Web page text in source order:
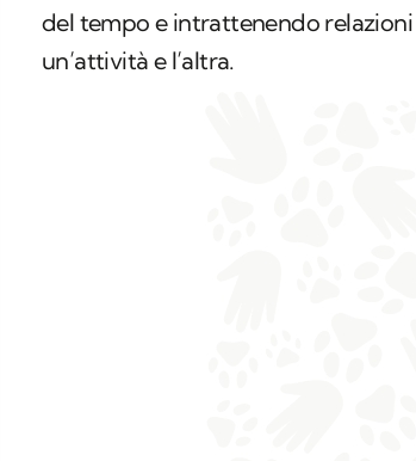
del tempo e intrattenendo relazioni
un’attività e l’altra.